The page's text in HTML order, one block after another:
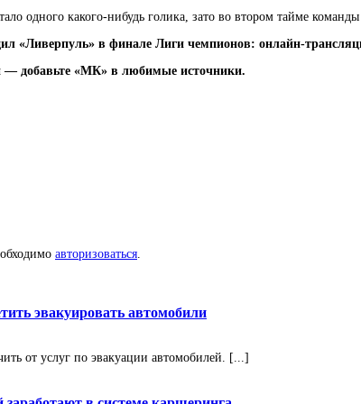
одного какого-нибудь голика, зато во втором тайме
«Ливерпуль» в финале Лиги чемпионов: онлайн-
добавьте «МК» в любимые источники.
авторизоваться.
эвакуировать автомобили
от услуг по эвакуации автомобилей. [...]